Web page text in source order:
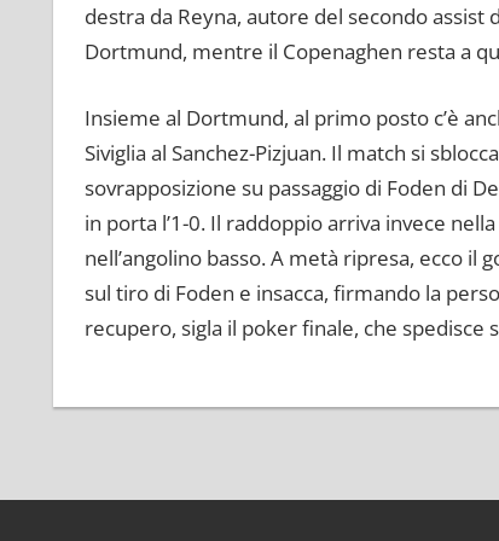
destra da Reyna, autore del secondo assist
Dortmund, mentre il Copenaghen resta a
Insieme al Dortmund, al primo posto c’è
Siviglia al Sanchez-Pizjuan. Il match si
sovrapposizione su passaggio di Foden di
in porta l’1-0. Il raddoppio arriva invece
nell’angolino basso. A metà ripresa, ecco il
sul tiro di Foden e insacca, firmando la
recupero, sigla il poker finale, che